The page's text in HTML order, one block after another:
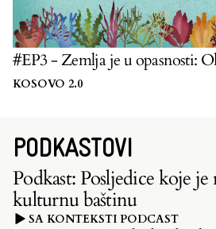
#EP3 - Zemlja je u opasnosti:
KOSOVO 2.0
PODKASTOVI
Podkast: Posljedice koje je
kulturnu baštinu
SA KONTEKSTI PODCAST